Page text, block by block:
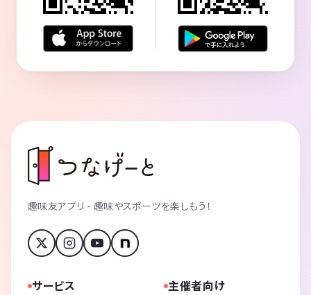
趣味友アプリ - 趣味やスポーツを楽しもう！
サービス 主催者向け